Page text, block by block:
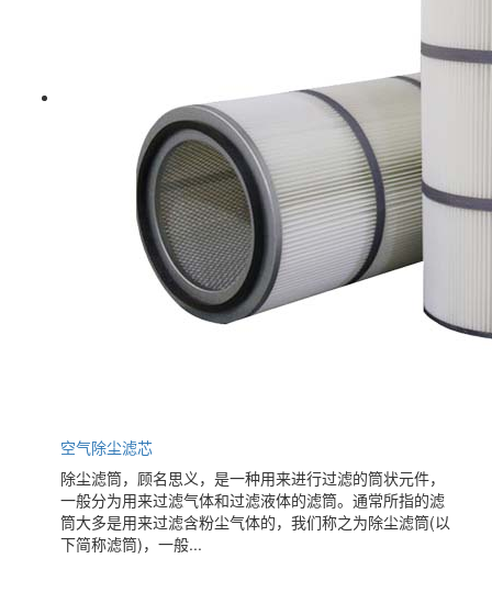
空气除尘滤芯
除尘滤筒，顾名思义，是一种用来进行过滤的筒状元件，
一般分为用来过滤气体和过滤液体的滤筒。通常所指的滤
筒大多是用来过滤含粉尘气体的，我们称之为除尘滤筒(以
下简称滤筒)，一般...